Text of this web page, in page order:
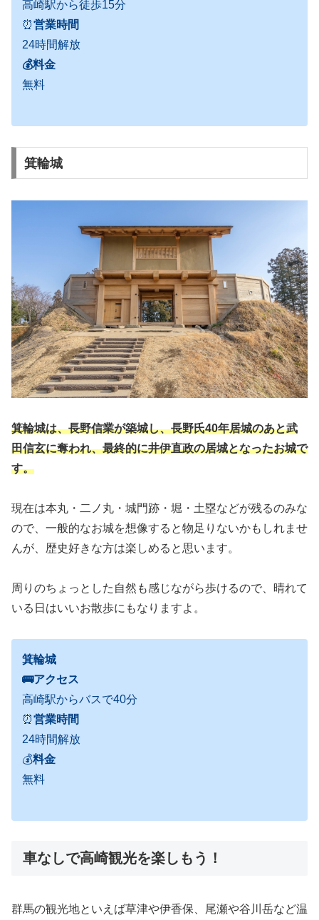
高崎駅から徒歩15分
⏰営業時間
24時間解放
💰料金
無料
箕輪城
箕輪城は、長野信業が築城し、長野氏40年居城のあと武
田信玄に奪われ、最終的に井伊直政の居城となったお城で
す。
現在は本丸・二ノ丸・城門跡・堀・土塁などが残るのみな
ので、一般的なお城を想像すると物足りないかもしれませ
んが、歴史好きな方は楽しめると思います。
周りのちょっとした自然も感じながら歩けるので、晴れて
いる日はいいお散歩にもなりますよ。
箕輪城
🚌アクセス
高崎駅からバスで40分
⏰営業時間
24時間解放
💰料金
無料
車なしで高崎観光を楽しもう！
群馬の観光地といえば草津や伊香保、尾瀬や谷川岳など温